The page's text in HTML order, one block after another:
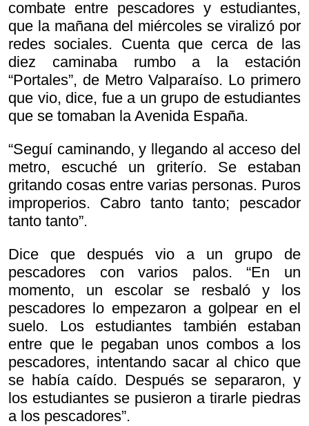
combate entre pescadores y estudiantes,
que la mañana del miércoles se viralizó por
redes sociales. Cuenta que cerca de las
diez caminaba rumbo a la estación
“Portales”, de Metro Valparaíso. Lo primero
que vio, dice, fue a un grupo de estudiantes
que se tomaban la Avenida España.
“Seguí caminando, y llegando al acceso del
metro, escuché un griterío. Se estaban
gritando cosas entre varias personas. Puros
improperios. Cabro tanto tanto; pescador
tanto tanto”.
Dice que después vio a un grupo de
pescadores con varios palos. “En un
momento, un escolar se resbaló y los
pescadores lo empezaron a golpear en el
suelo. Los estudiantes también estaban
entre que le pegaban unos combos a los
pescadores, intentando sacar al chico que
se había caído. Después se separaron, y
los estudiantes se pusieron a tirarle piedras
a los pescadores”.